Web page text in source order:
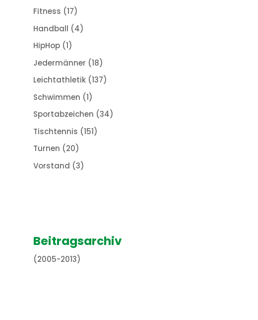
Fitness (17)
Handball (4)
HipHop(1)
Jedermänner (18)
Leichtathletik(137)
Schwimmen (1)
Sportabzeichen (34)
Tischtennis (151)
Turnen (20)
Vorstand (3)
Beitragsarchiv
(2005-2013)